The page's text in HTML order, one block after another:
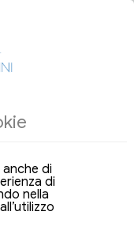
Soggiorno di
di
di
nella